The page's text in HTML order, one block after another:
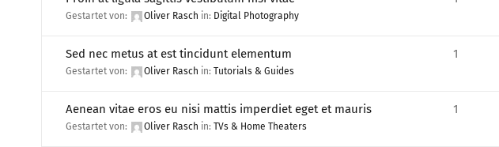
Gestartet von: Oliver Rasch in: Digital Photography
Sed nec metus at est tincidunt elementum
Gestartet von: Oliver Rasch in: Tutorials & Guides
1
Aenean vitae eros eu nisi mattis imperdiet eget et mauris
Gestartet von: Oliver Rasch in: TVs & Home Theaters
1